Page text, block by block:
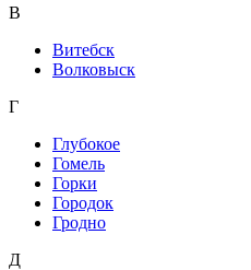
В
Витебск
Волковыск
Г
Глубокое
Гомель
Горки
Городок
Гродно
Д